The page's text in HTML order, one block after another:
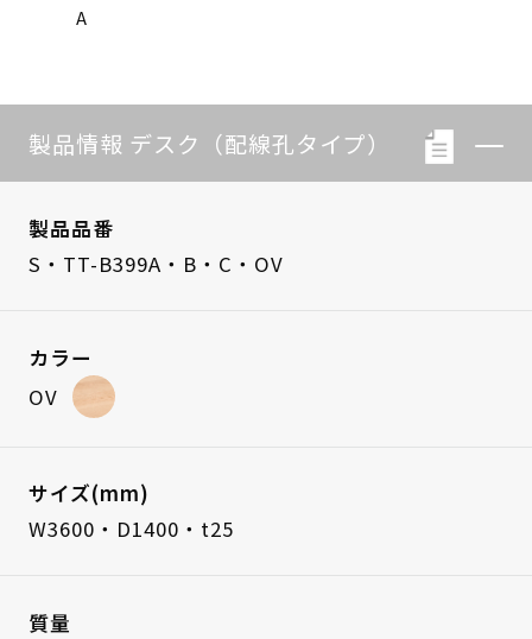
A
製品情報 デスク（配線孔タイプ）
製品品番
S・TT-B399A・B・C・OV
カラー
OV
サイズ(mm)
W3600・D1400・t25
質量